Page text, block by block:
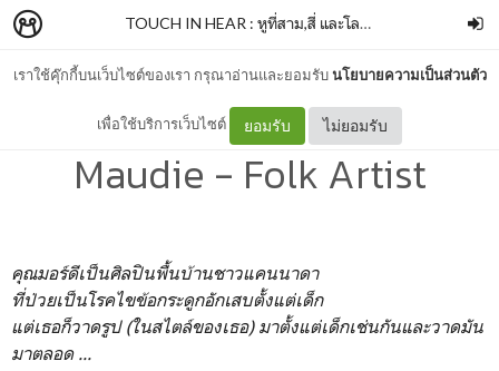
เราใช้คุ๊กกี้บนเว็บไซต์ของเรา กรุณาอ่านและยอมรับนโยบายความเป็นส่วนตัว
เพื่อใช้บริการเว็บไซต์ ยอมรับ ไม่ยอมรับ
TOUCH IN HEAR : หูที่สาม,สี่ และโลกที่สอง
Take Impressions about :
Maudie - Folk Artist
คุณมอร์ดีเป็นศิลปินพื้นบ้านชาวแคนนาดา
ที่ป่วยเป็นโรคไขข้อกระดูกอักเสบตั้งแต่เด็ก
แต่เธอก็วาดรูป (ในสไตล์ของเธอ) มาตั้งแต่เด็กเช่นกันและวาดมัน
มาตลอด ...